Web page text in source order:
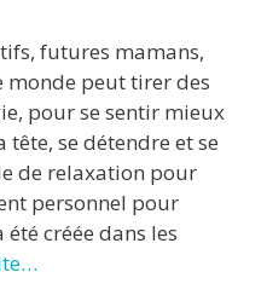
futures mamans,
peut tirer des
pour se sentir mieux
tête, se détendre et se
de relaxation pour
personnel pour
créée dans les